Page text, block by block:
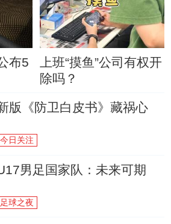
布5
上班“摸鱼”公司有权开
除吗？
版《防卫白皮书》藏祸心
今日关注
男足国家队：未来可期
足球之夜